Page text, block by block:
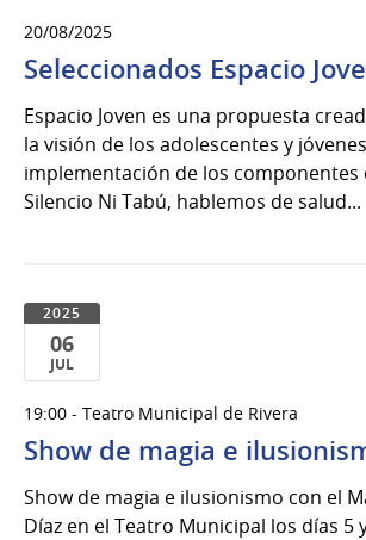
20/08/2025
Seleccionados Espacio
Espacio Joven es una propuesta
la visión de los adolescentes y
implementación de los componentes
Silencio Ni Tabú, hablemos de salud...
2025
06
JUL
de
Jul
2025
19:00 - Teatro Municipal de Rivera
Show de magia e
Show de magia e ilusionismo con el
Díaz en el Teatro Municipal los días 5